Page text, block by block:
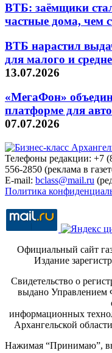
ВТБ: заёмщики
частные дома, чем
ВТБ нарастил
для малого и
13.07.2026
«МегаФон»
платформе для
07.07.2026
Телефоны редакции: +7
556-2850 (реклама в
E-mail: bclass@mail.ru
Политика
Официальный сайт
Издание
Свидетельство о
выдано Управлением
информационных
Архангельской
Нажимая “Принимаю”, вы